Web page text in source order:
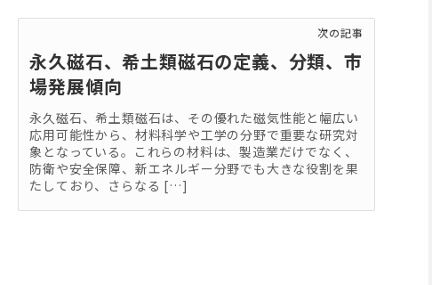
次の記事
永久磁石、希土類磁石の定義、分類、市
場発展傾向
永久磁石、希土類磁石は、その優れた磁気性能と幅広い
応用可能性から、材料科学や工学の分野で重要な研究対
象となっている。これらの材料は、製造業だけでなく、
防衛や安全保障、新エネルギー分野でも大きな役割を果
たしており、さらなる […]